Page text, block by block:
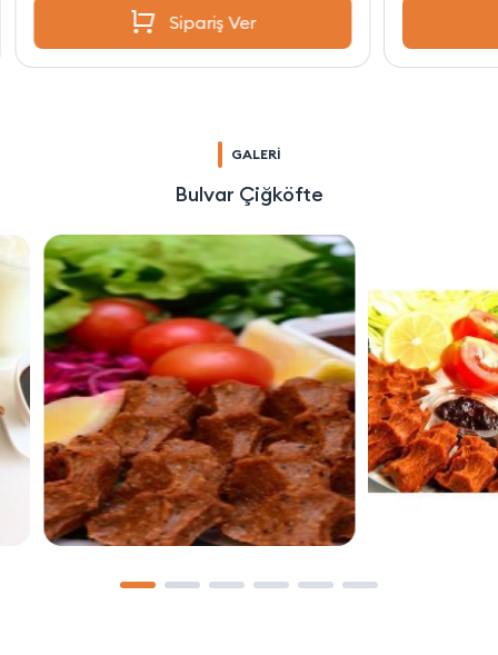
Sipariş Ver
GALERİ
Bulvar Çiğköfte